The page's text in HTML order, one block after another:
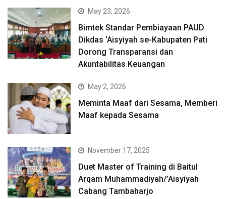
May 23, 2026
Bimtek Standar Pembiayaan PAUD
Dikdas ‘Aisyiyah se-Kabupaten Pati
Dorong Transparansi dan
Akuntabilitas Keuangan
May 2, 2026
Meminta Maaf dari Sesama, Memberi
Maaf kepada Sesama
November 17, 2025
Duet Master of Training di Baitul
Arqam Muhammadiyah/’Aisyiyah
Cabang Tambaharjo